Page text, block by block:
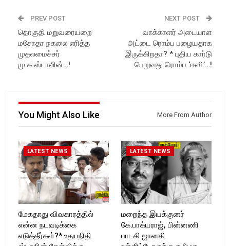
Website :
Subscribe:
https://www.youtube.com/@r
ockforttimes
Like us on:
https://www.facebook.com/R
Follow us on:
https://twitter.com/ROCKFOR
Subscribe:
https://www.youtube.com/@r
ockforttimes
Like us on:
https://www.facebook.com/R
Follow us on:
https://twitter.com/ROCKFOR
PREV POST
தொகுதி மறுவரையறை
மசோதா நகலை எரித்த
முதலமைச்சர்
மு.க.ஸ்டாலின்…!
NEXT POST
வாக்காளர் அடையாள
அட்டை ரொம்ப பழையதாக
இருக்கிறதா? * புதிய கார்டு
பெறுவது ரொம்ப ‘ஈஸி’…!
You Might Also Like More From Author
LATEST NEWS
மேகதாது விவகாரத்தில்
என்ன நடவடிக்கை
எடுத்தீர்கள்?* உதயநிதி
LATEST NEWS
மறைந்த இயக்குனர்
கே.பாக்யராஜ், பின்னணி
பாடகி ஜானகி